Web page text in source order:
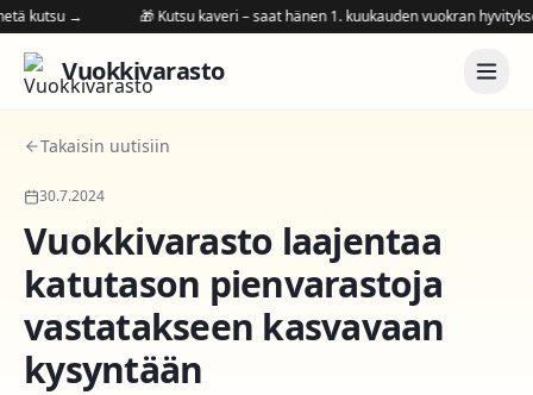
kutsu → 🎁 Kutsu kaveri – saat hänen 1. kuukauden vuokran
Vuokkivarasto
Takaisin uutisiin
30.7.2024
Vuokkivarasto laajentaa
katutason pienvarastoja
vastatakseen kasvavaan
kysyntään